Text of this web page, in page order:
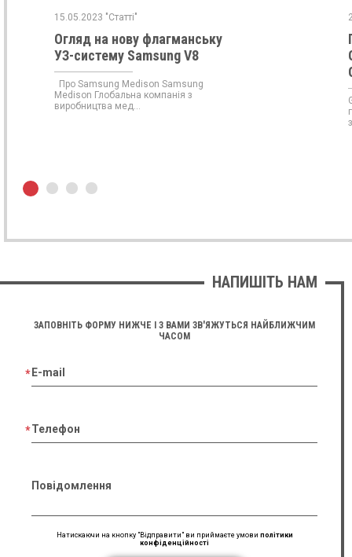
15.05.2023 "Статті"
Огляд на нову флагманську
УЗ-систему Samsung V8
Про Samsung Medison Samsung
Medison Глобальна компанія з
виробництва мед...
НАПИШІТЬ НАМ
ЗАПОВНІТЬ ФОРМУ НИЖЧЕ І З ВАМИ ЗВ'ЯЖУТЬСЯ НАЙБЛИЖЧИМ
ЧАСОМ
E-mail
Телефон
Повідомлення
Натискаючи на кнопку "Відправити" ви приймаєте умови політики
конфіденційності